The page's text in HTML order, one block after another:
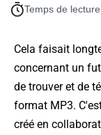
Temps de
Cela faisait
concernant un
de trouver et de
format MP3.
créé en